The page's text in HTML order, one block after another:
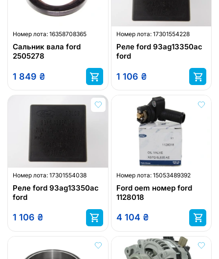
Номер лота: 16358708365
Сальник вала ford
2505278
1 849 ₴
Номер лота: 17301554228
Реле ford 93ag13350ac
ford
1 106 ₴
Номер лота: 17301554038
Реле ford 93ag13350ac
ford
1 106 ₴
Номер лота: 15053489392
Ford oem номер ford
1128018
4 104 ₴